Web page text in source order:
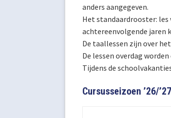
anders aangegeven.
Het standaardrooster: les
achtereenvolgende jaren
De taallessen zijn over
De lessen overdag
Tijdens de
Cursusseizoen ’26/